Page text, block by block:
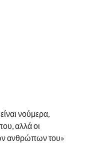
νούμερα,
αλλά οι
ανθρώπων του»